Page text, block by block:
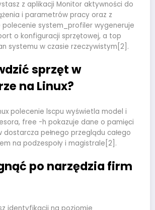
z aplikacji Monitor aktywności do
i parametrów pracy oraz z
polecenie system_profiler wygeneruje
o konfiguracji sprzętowej, a top
systemu w czasie rzeczywistym[2].
sprzęt w
na Linux?
polecenie lscpu wyświetla model i
free -h pokazuje dane o pamięci
dostarcza pełnego przeglądu całego
na podzespoły i magistrale[2].
po narzędzia firm
identyfikacji na poziomie